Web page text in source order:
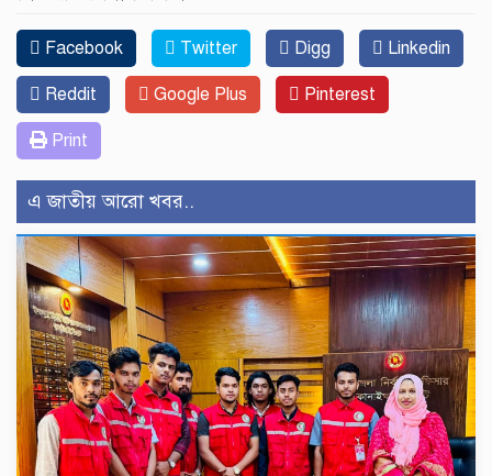
Facebook Twitter Digg Linkedin
Reddit Google Plus Pinterest
Print
এ জাতীয় আরো খবর..